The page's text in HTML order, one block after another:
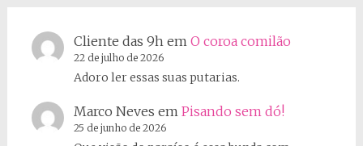
Cliente das 9h em O coroa comilão
22 de julho de 2026
Adoro ler essas suas putarias.
Marco Neves em Pisando sem dó!
25 de junho de 2026